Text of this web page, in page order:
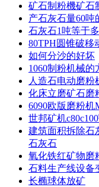
矿石制粉機矿石
产石灰石量60吨
石灰石1吨等于
80TPH圆锥破移
如何分沙的好坏
1060制粉机械
人造石电动磨粉
化床立磨矿石磨
6090欧版磨粉机
世邦矿机
建筑面积拆除石
石灰石
氧化铁红矿物磨
石料生产线设备
长椭球体放矿